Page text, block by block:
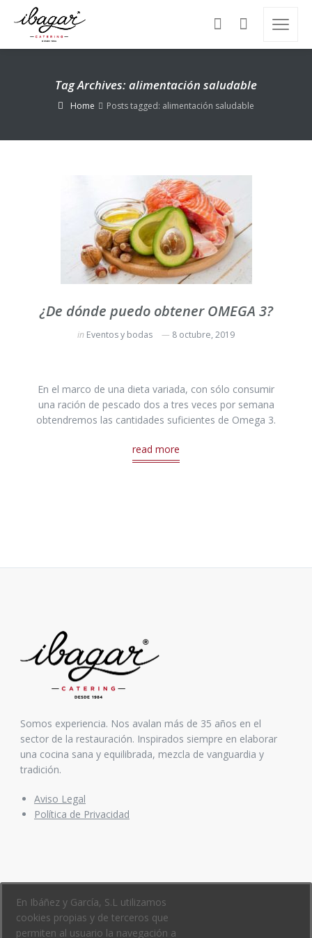
Tag Archives: alimentación saludable
Home Posts tagged: alimentación saludable
¿De dónde puedo obtener OMEGA 3?
in Eventos y bodas 8 octubre, 2019
En el marco de una dieta variada, con sólo consumir
una ración de pescado dos a tres veces por semana
obtendremos las cantidades suficientes de Omega 3.
read more
Somos experiencia. Nos avalan más de 35 años en el
sector de la restauración. Inspirados siempre en elaborar
una cocina sana y equilibrada, mezcla de vanguardia y
tradición.
Aviso Legal
Política de Privacidad
CONTACTO
PoI. San Cayetano. C/ España Nº 10
En Ibáñez y García, S.L utilizamos
cookies propias y de terceros que
permiten al usuario la navegación a